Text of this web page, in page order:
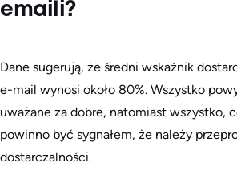
emaili?
Dane sugerują, że średni wskaźnik
e-mail wynosi około 80%. Wszystko
uważane za dobre, natomiast wszystko,
powinno być sygnałem, że należy
dostarczalności.